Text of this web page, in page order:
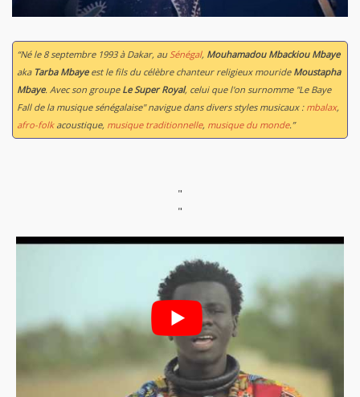
“Né le 8 septembre 1993 à Dakar, auSénégal, Mouhamadou Mbackiou Mbaye
aka Tarba Mbayeest le fils du célèbre chanteur religieux mouride Moustapha
Mbaye. Avec son groupe Le Super Royal, celui que l'on surnomme "Le Baye
Fall de la musique sénégalaise" navigue dans divers styles musicaux : mbalax,
afro-folkacoustique, musique traditionnelle, musique du monde.”
"
"